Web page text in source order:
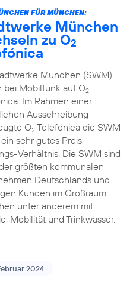
FÜR MÜNCHEN:
München
zu O2
München (SWM)
bei Mobilfunk auf O2
Im Rahmen einer
Ausschreibung
O2Telefónica die SWM
sehr gutes Preis-
Verhältnis. Die SWM sind
größten kommunalen
Deutschlands und
Kunden im Großraum
unter anderem mit
Mobilität und Trinkwasser.
2024